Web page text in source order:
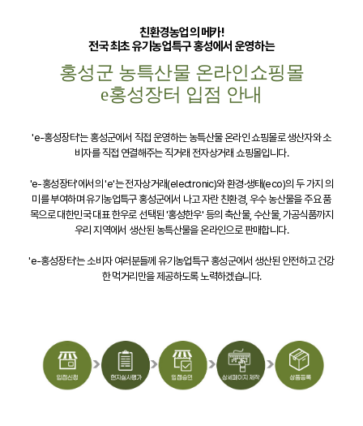
친환경농업의 메카!
전국 최초 유기농업특구 홍성에서 운영하는
홍성군 농특산물 온라인쇼핑몰
e홍성장터 입점 안내
'e-홍성장터'는 홍성군에서 직접 운영하는 농특산물 온라인 쇼핑몰로 생산자와 소
비자를 직접 연결해주는 직거래 전자상거래 쇼핑몰입니다.
'e-홍성장터'에서의 'e'는 전자상거래(electronic)와 환경·생태(eco)의 두 가지 의
미를 부여하며 유기농업특구 홍성군에서 나고 자란 친환경, 우수 농산물을 주요 품
목으로 대한민국 대표 한우로 선택된 '홍성한우' 등의 축산물, 수산물, 가공식품까지
우리 지역에서 생산된 농특산물을 온라인으로 판매합니다.
'e-홍성장터'는 소비자 여러분들께 유기농업특구 홍성군에서 생산된 안전하고 건강
한 먹거리만을 제공하도록 노력하겠습니다.